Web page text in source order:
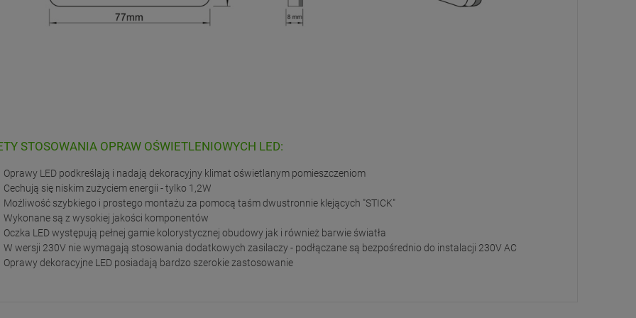
STOSOWANIA OPRAW OŚWIETLENIOWYCH LED:
Oprawy LED podkreślają i nadają dekoracyjny klimat oświetlanym pomieszczeniom
Cechują się niskim zużyciem energii - tylko 1,2W
Możliwość szybkiego i prostego montażu za pomocą taśm dwustronnie klejących "STICK"
Wykonane są z wysokiej jakości komponentów
Oczka LED występują pełnej gamie kolorystycznej obudowy jak i również barwie światła
W wersji 230V nie wymagają stosowania dodatkowych zasilaczy - podłączane są bezpośrednio do instalacji 230V AC
Oprawy dekoracyjne LED posiadają bardzo szerokie zastosowanie